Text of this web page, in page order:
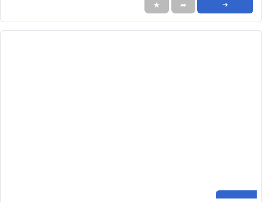
★ ➦ ➜